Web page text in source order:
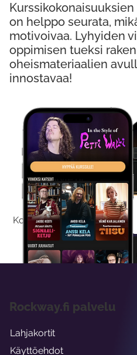
Kokeile
Kokeilemalla ilmaiseksi
viikon
on helppo seurata,
motivoivaa. Lyhyiden
oppimisen tueksi
oheismateriaalien
innostavaa!
Rockway.fi palvelu
Lahjakortit
Käyttöehdot